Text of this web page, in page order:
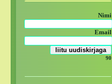
Nimi
Email
90